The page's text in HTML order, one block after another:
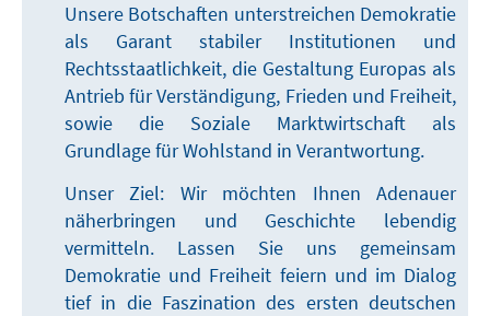
Unsere Botschaften unterstreichen Demokratie
als Garant stabiler Institutionen und
Rechtsstaatlichkeit, die Gestaltung Europas als
Antrieb für Verständigung, Frieden und Freiheit,
sowie die Soziale Marktwirtschaft als
Grundlage für Wohlstand in Verantwortung.
Unser Ziel: Wir möchten Ihnen Adenauer
näherbringen und Geschichte lebendig
vermitteln. Lassen Sie uns gemeinsam
Demokratie und Freiheit feiern und im Dialog
tief in die Faszination des ersten deutschen